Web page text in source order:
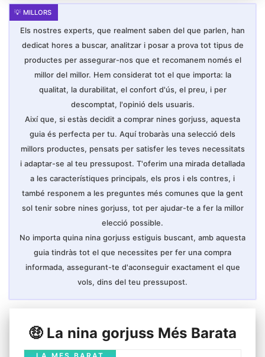
Els nostres experts, que realment saben del que parlen, han
dedicat hores a buscar, analitzar i posar a prova tot tipus de
productes per assegurar-nos que et recomanem només el
millor del millor. Hem considerat tot el que importa: la
qualitat, la durabilitat, el confort d'ús, el preu, i per
descomptat, l'opinió dels usuaris.
Així que, si estàs decidit a comprar nines gorjuss, aquesta
guia és perfecta per tu. Aquí trobaràs una selecció dels
millors productes, pensats per satisfer les teves necessitats
i adaptar-se al teu pressupost. T'oferim una mirada detallada
a les característiques principals, els pros i els contres, i
també responem a les preguntes més comunes que la gent
sol tenir sobre nines gorjuss, tot per ajudar-te a fer la millor
elecció possible.
No importa quina nina gorjuss estiguis buscant, amb aquesta
guia tindràs tot el que necessites per fer una compra
informada, assegurant-te d'aconseguir exactament el que
vols, dins del teu pressupost.
🤑 La nina gorjuss Més Barata